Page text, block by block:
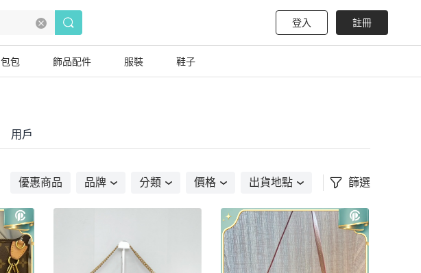
登入 註冊
包包 飾品配件 服裝 鞋子
用戶
優惠商品 品牌 分類 價格 出貨地點 篩選